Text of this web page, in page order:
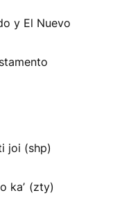
y El Nuevo
joi (shp)
kaʼ (zty)